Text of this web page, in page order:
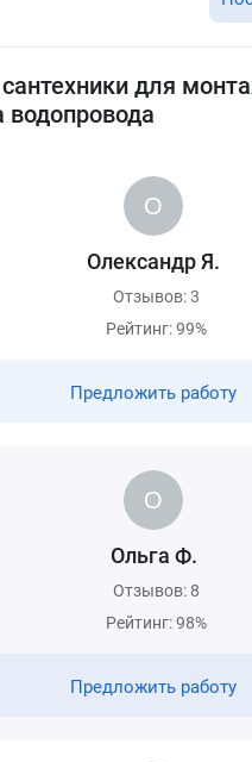
для
водопровода
Олександр Я.
Отзывов: 3
Рейтинг: 99%
Предложить работу
Ольга Ф.
Отзывов: 8
Рейтинг: 98%
Предложить работу